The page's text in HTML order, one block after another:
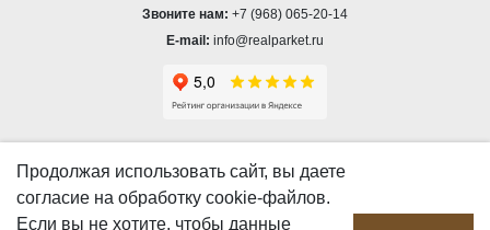
Звоните нам: +7 (968) 065-20-14
E-mail: info@realparket.ru
О компании
Производство
Продолжая использовать сайт, вы даете
согласие на обработку cookie-файлов.
Если вы не хотите, чтобы данные